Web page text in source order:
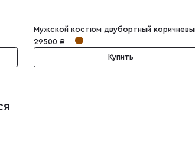
29500 ₽
Купить